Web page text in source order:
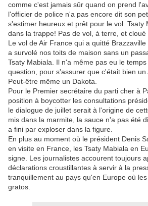
comme c'est jamais sûr quand on prend
l'officier de police n'a pas encore dit son
s'estimer heureux et prêt pour le vol. Tsaty
dans la trappe! Pas de vol, à terre, et cloué
Le vol de Air France qui a quitté
a survolé nos toits de maison sans un
Tsaty Mabiala. Il n'a même pas eu le
question, pour s'assurer que c'était bien un
Peut-être même un Dakota.
Pour le Premier secrétaire du parti cher à
position à boycotter les consultations
le dialogue de juillet serait à l'origine de
mis dans la marmite, la sauce n'a pas été
a fini par exploser dans la figure.
En plus au moment où le président Denis
en visite en France, les Tsaty Mabiala en
signe. Les journalistes accourent toujours
déclarations croustillantes à servir à la
tranquillement au pays qu'en Europe où
gratos.